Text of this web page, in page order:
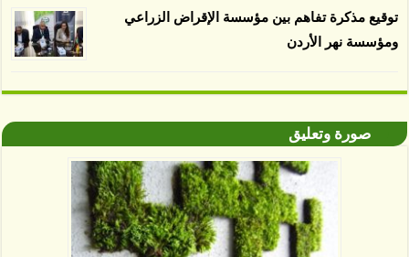
توقيع مذكرة تفاهم بين مؤسسة الإقراض الزراعي
ومؤسسة نهر الأردن
صورة وتعليق